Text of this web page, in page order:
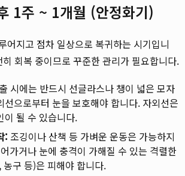
1주 ~ 1개월 (안정화기)
어지고 점차 일상으로 복귀하는 시기입니
회복 중이므로 꾸준한 관리가 필요합니다.
시에는 반드시 선글라스나 챙이 넓은 모자
선으로부터 눈을 보호해야 합니다. 자외선은
이 될 수 있습니다.
: 조깅이나 산책 등 가벼운 운동은 가능하지
가거나 눈에 충격이 가해질 수 있는 격렬한
구 등)은 피해야 합니다.